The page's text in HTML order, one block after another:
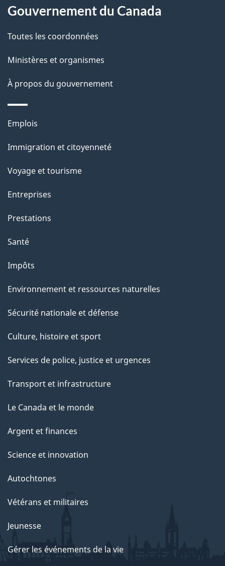
t
a
l
s
l
a
a
g
"
propos
ce
site
Gouvernement du Canada
Toutes les coordonnées
Ministères et organismes
À propos du gouvernement
Thèmes
sujets
Emplois
Immigration et citoyenneté
Voyage et tourisme
Entreprises
Prestations
Santé
Impôts
Environnement et ressources naturelles
Sécurité nationale et défense
Culture, histoire et sport
Services de police, justice et urgences
Transport et infrastructure
Le Canada et le monde
Argent et finances
Science et innovation
Autochtones
Vétérans et militaires
Jeunesse
Gérer les événements de la vie